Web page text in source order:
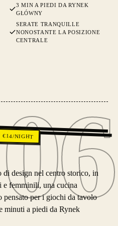
3 MIN A PIEDI DA RYNEK
GŁÓWNY
SERATE TRANQUILLE
NONOSTANTE LA POSIZIONE
CENTRALE
06
06
€14/NIGHT
di design nel centro storico, in
e femminili, una cucina
pensato per i giochi da tavolo
minuti a piedi da Rynek